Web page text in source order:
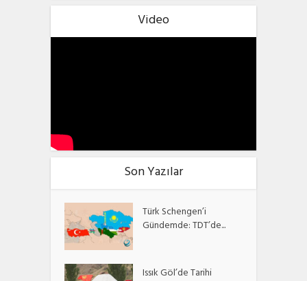
Video
Son Yazılar
Türk Schengen’i
Gündemde: TDT’de...
Issık Göl’de Tarihi